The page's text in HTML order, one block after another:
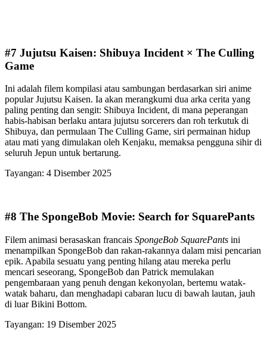
#7 Jujutsu Kaisen: Shibuya Incident × The Culling
Game
Ini adalah filem kompilasi atau sambungan berdasarkan siri anime
popular Jujutsu Kaisen. Ia akan merangkumi dua arka cerita yang
paling penting dan sengit: Shibuya Incident, di mana peperangan
habis-habisan berlaku antara jujutsu sorcerers dan roh terkutuk di
Shibuya, dan permulaan The Culling Game, siri permainan hidup
atau mati yang dimulakan oleh Kenjaku, memaksa pengguna sihir di
seluruh Jepun untuk bertarung.
Tayangan: 4 Disember 2025
#8 The SpongeBob Movie: Search for SquarePants
Filem animasi berasaskan francais SpongeBob SquarePants ini
menampilkan SpongeBob dan rakan-rakannya dalam misi pencarian
epik. Apabila sesuatu yang penting hilang atau mereka perlu
mencari seseorang, SpongeBob dan Patrick memulakan
pengembaraan yang penuh dengan kekonyolan, bertemu watak-
watak baharu, dan menghadapi cabaran lucu di bawah lautan, jauh
di luar Bikini Bottom.
Tayangan: 19 Disember 2025